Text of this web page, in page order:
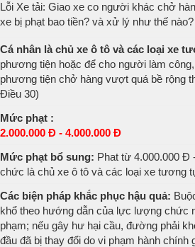
Lỗi Xe tải: Giao xe co người khác chở
xe bị phạt bao tiền? và xử lý như thế nào?
Cá nhân là chủ xe ô tô và các loại xe
phương tiện hoặc để cho người làm
phương tiện chở hàng vượt quá bề rộng
Điều 30)
Mức phạt :
2.000.000 Đ - 4.000.000 Đ
Mức phạt bổ sung: Phat từ 4.000.000 Đ
chức là chủ xe ô tô và các loại xe tương
Các biện pháp khắc phục hậu quả:
khổ theo hướng dẫn của lực lượng chức
phạm; nếu gây hư hại cầu, đường phải
đầu đã bị thay đổi do vi phạm hành chính